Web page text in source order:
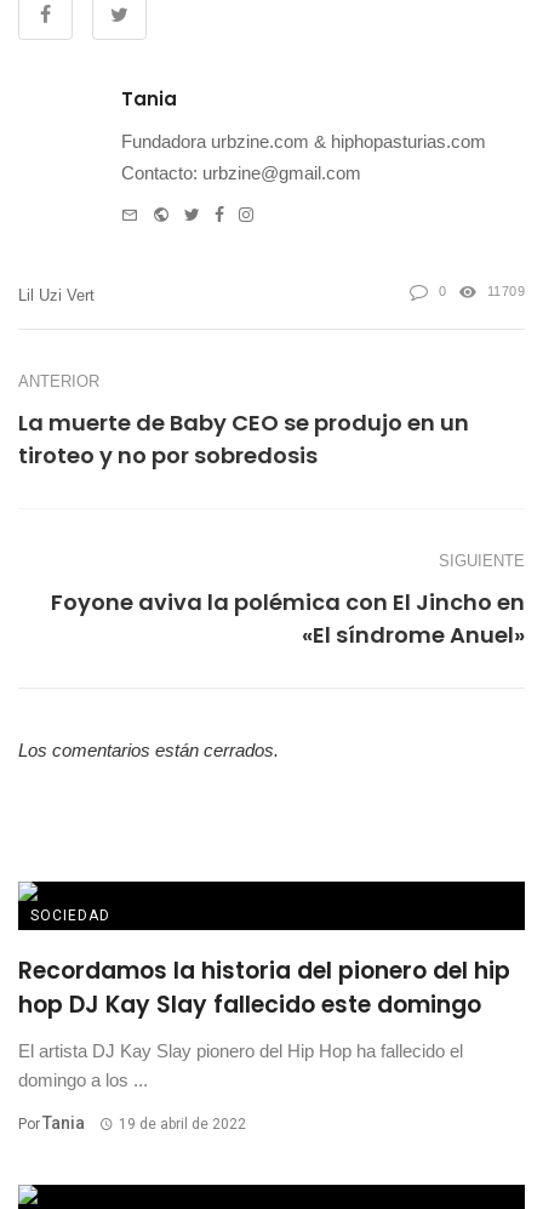
Tania
Fundadora urbzine.com & hiphopasturias.com
Contacto: urbzine@gmail.com
WebsiteTwitter
Facebook
Instagram
Lil Uzi Vert 0 11709
ANTERIOR
La muerte de Baby CEO se produjo en un
tiroteo y no por sobredosis
SIGUIENTE
Foyone aviva la polémica con El Jincho en
«El síndrome Anuel»
Los comentarios están cerrados.
SOCIEDAD
Recordamos la historia del pionero del hip
hop DJ Kay Slay fallecido este domingo
El artista DJ Kay Slay pionero del Hip Hop ha fallecido el
domingo a los ...
PorTania 19 de abril de 2022